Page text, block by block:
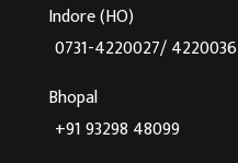
Indore (HO)
0731-4220027/ 4220036
Bhopal
+91 93298 48099